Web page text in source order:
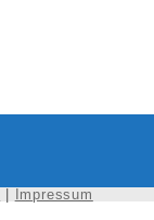
| Impressum